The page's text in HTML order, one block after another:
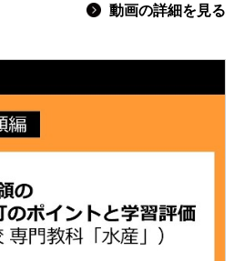
動画の詳細を見る